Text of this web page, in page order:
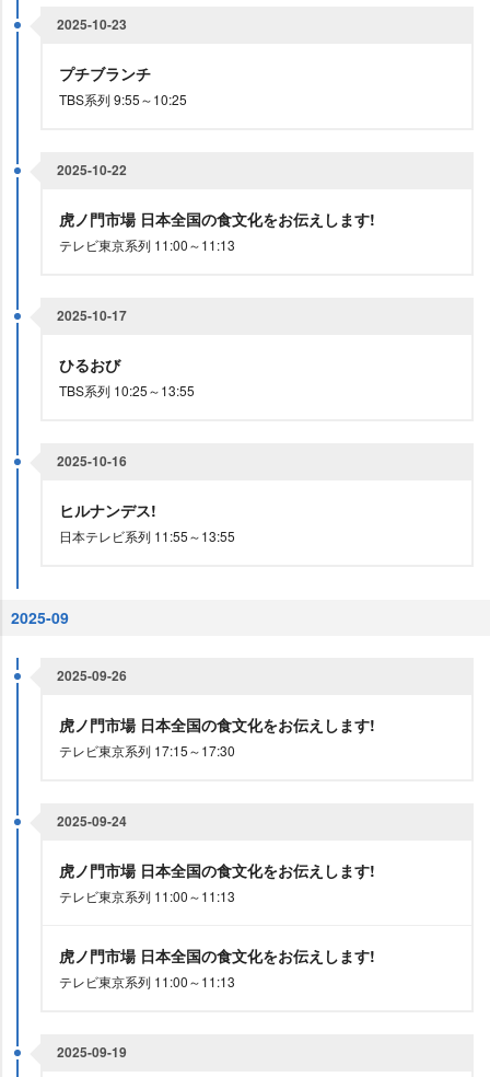
2025-10-23
プチブランチ
TBS系列 9:55～10:25
2025-10-22
虎ノ門市場 日本全国の食文化をお伝えします!
テレビ東京系列 11:00～11:13
2025-10-17
ひるおび
TBS系列 10:25～13:55
2025-10-16
ヒルナンデス!
日本テレビ系列 11:55～13:55
2025-09
2025-09-26
虎ノ門市場 日本全国の食文化をお伝えします!
テレビ東京系列 17:15～17:30
2025-09-24
虎ノ門市場 日本全国の食文化をお伝えします!
テレビ東京系列 11:00～11:13
虎ノ門市場 日本全国の食文化をお伝えします!
テレビ東京系列 11:00～11:13
2025-09-19